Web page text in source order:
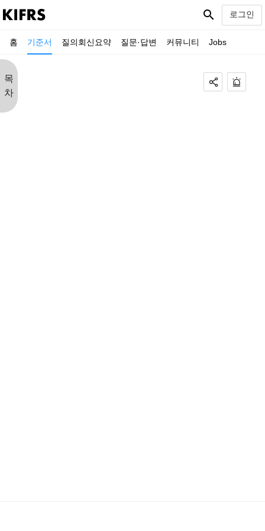
홈 기준서 질의회신요약 질문·답변 커뮤니티 Jobs
search 로그인
목
차